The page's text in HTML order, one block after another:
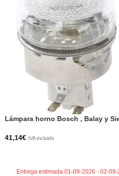
Lámpara horno Bosch , Balay y
41,14€ IVA incluido
Entrega estimada 01-09-2026 - 02-09-